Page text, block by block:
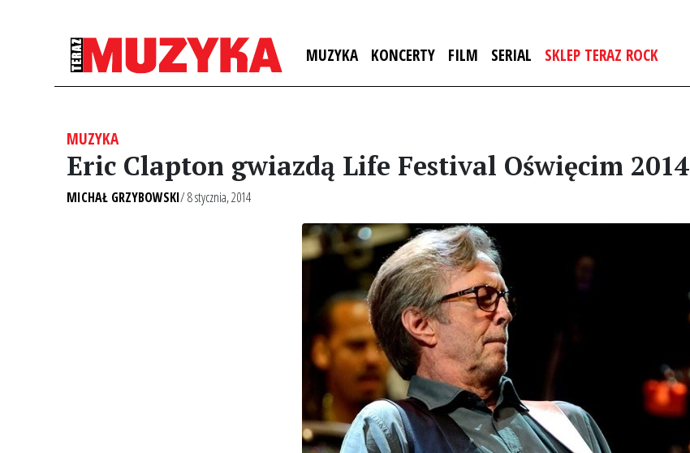
MUZYKA KONCERTY FILM SERIAL SKLEP TERAZ ROCK
MUZYKA
Eric Clapton gwiazdą Life Festival Oświęcim 2014
MICHAŁ GRZYBOWSKI/ 8 stycznia, 2014